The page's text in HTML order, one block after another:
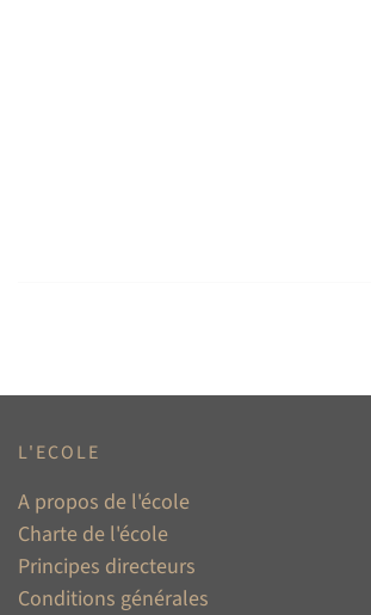
L'ECOLE
A propos de l'école
Charte de l'école
Principes directeurs
Conditions générales